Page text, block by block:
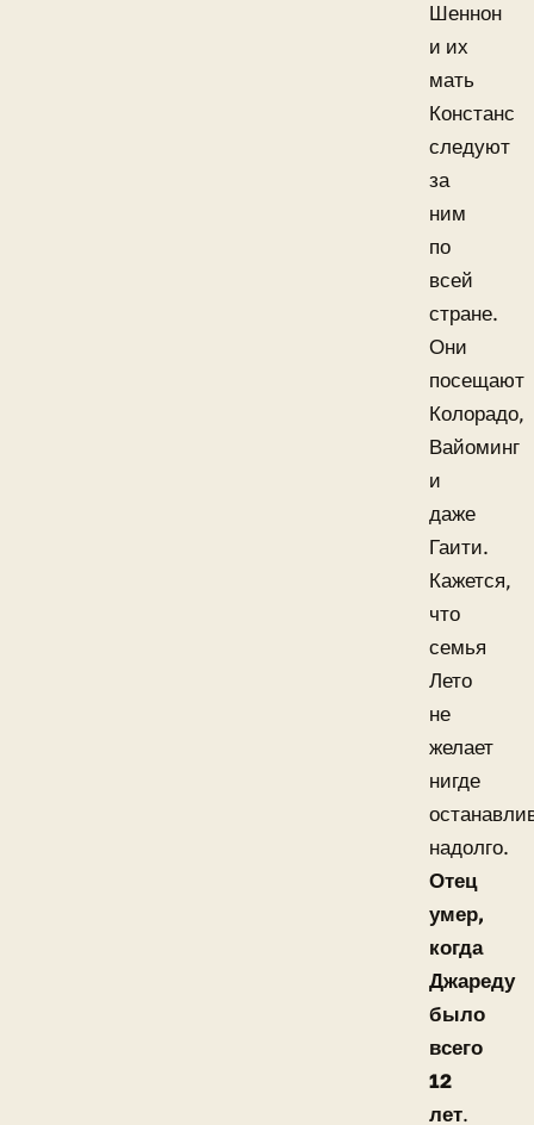
Шеннон
и их
мать
Констанс
следуют
за
ним
по
всей
стране.
Они
посещают
Колорадо,
Вайоминг
и
даже
Гаити.
Кажется,
что
семья
Лето
не
желает
нигде
надолго.
Отец
умер,
когда
Джареду
было
всего
12
лет.